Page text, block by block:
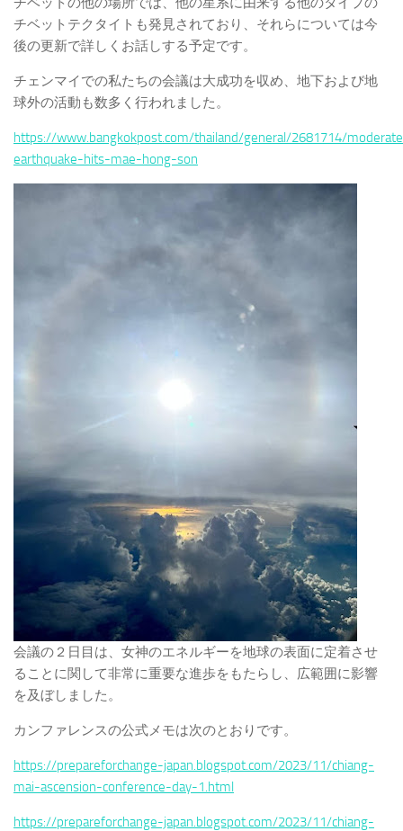
チベットテクタイトも発見されており、それらについては今
後の更新で詳しくお話しする予定です。
チェンマイでの私たちの会議は大成功を収め、地下および地
球外の活動も数多く行われました。
https://www.bangkokpost.com/thailand/general/2681714/
earthquake-hits-mae-hong-son
会議の２日目は、女神のエネルギーを地球の表面に定着させ
ることに関して非常に重要な進歩をもたらし、広範囲に影響
を及ぼしました。
カンファレンスの公式メモは次のとおりです。
https://prepareforchange-japan.blogspot.com/2023/11/chiang-
mai-ascension-conference-day-1.html
https://prepareforchange-japan.blogspot.com/2023/11/chiang-